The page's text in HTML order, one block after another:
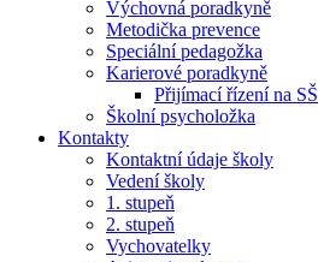
Výchovná poradkyně
Metodička prevence
Speciální pedagožka
Karierové poradkyně
Přijímací řízení na SŠ
Školní psycholožka
Kontakty
Kontaktní údaje školy
Vedení školy
1. stupeň
2. stupeň
Vychovatelky